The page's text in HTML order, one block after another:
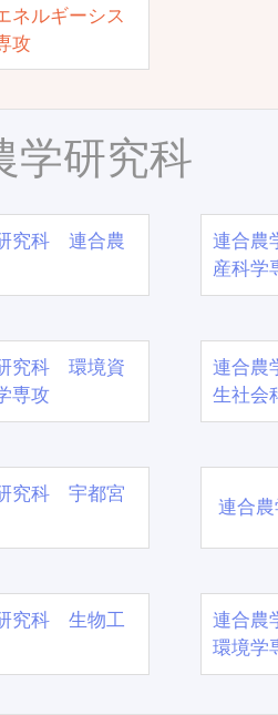
ルギーシス
攻
学研究科
究科 連合農
連合農
産科学
究科 環境資
専攻
連合農
生社会
究科 宇都宮
連合
究科 生物工
連合農
環境学